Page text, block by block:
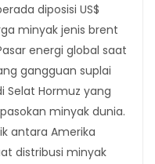
diposisi US$
minyak jenis brent
energi global saat
gangguan suplai
Selat Hormuz yang
minyak dunia.
antara Amerika
distribusi minyak